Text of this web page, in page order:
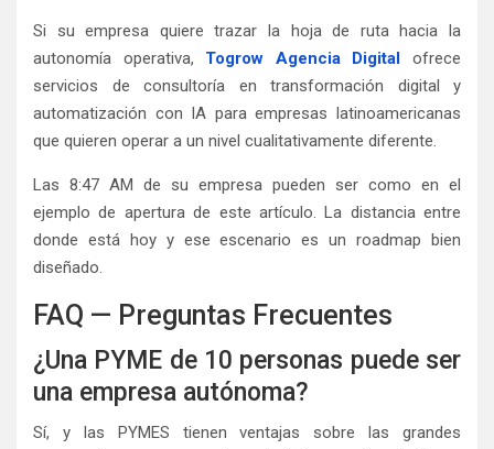
Si su empresa quiere trazar la hoja de ruta hacia la
autonomía operativa, Togrow Agencia Digital
ofrece
servicios de consultoría en transformación digital y
automatización con IA para empresas latinoamericanas
que quieren operar a un nivel cualitativamente diferente.
Las 8:47 AM de su empresa pueden ser como en el
ejemplo de apertura de este artículo. La distancia entre
donde está hoy y ese escenario es un roadmap bien
diseñado.
FAQ — Preguntas Frecuentes
¿Una PYME de 10 personas puede ser
una empresa autónoma?
Sí, y las PYMES tienen ventajas sobre las grandes